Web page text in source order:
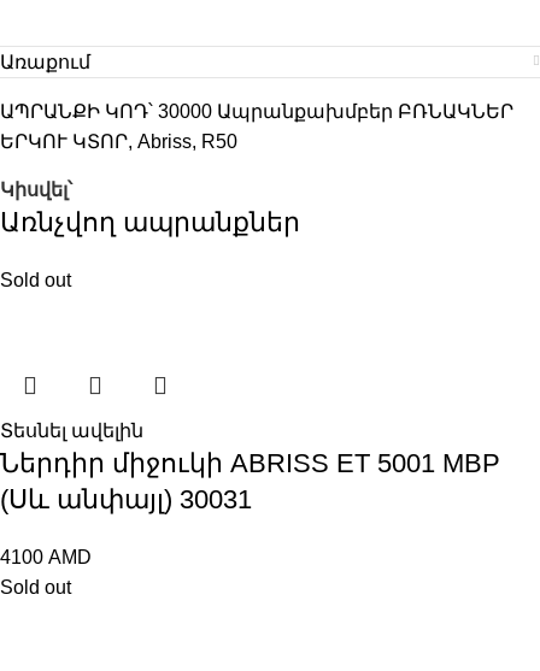
Առաքում
ԱՊՐԱՆՔԻ ԿՈԴ՝ 30000 Ապրանքախմբեր ԲՌՆԱԿՆԵՐ
ԵՐԿՈՒ ԿՏՈՐ, Abriss, R50
Կիսվել՝
Առնչվող ապրանքներ
Sold out
Տեսնել ավելին
Ներդիր միջուկի ABRISS ET 5001 MBP
(Սև անփայլ) 30031
4100 AMD
Sold out